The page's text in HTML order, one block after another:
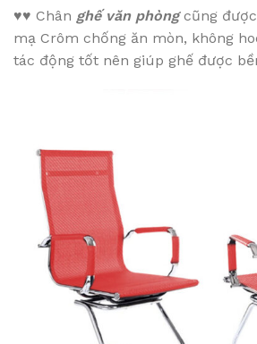
♥♥ Chân ghế văn phòngcũng
mạ Crôm chống ăn mòn, không
tác động tốt nên giúp ghế được